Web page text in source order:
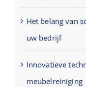
Het belang van
uw bedrijf
Innovatieve
meubelreiniging